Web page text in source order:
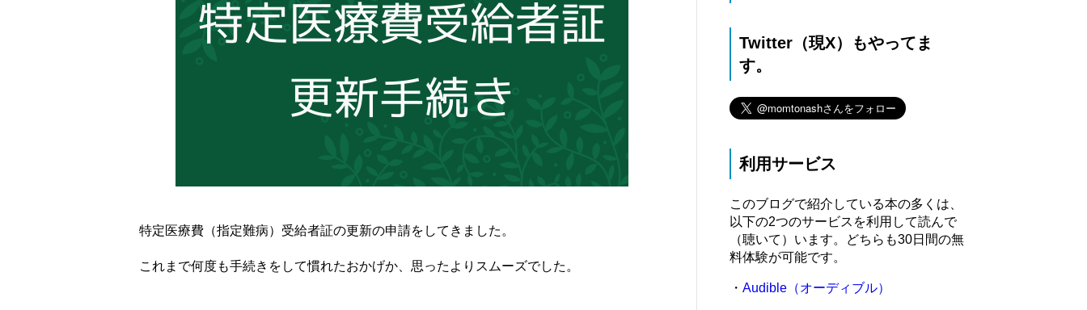
特定医療費（指定難病）受給者証の更新の申請をしてきました。
これまで何度も手続きをして慣れたおかげか、思ったよりスムーズでした。
Twitter（現X）もやってま
す。
利用サービス
このブログで紹介している本の多くは、
以下の2つのサービスを利用して読んで
（聴いて）います。どちらも30日間の無
料体験が可能です。
・ Audible（オーディブル）